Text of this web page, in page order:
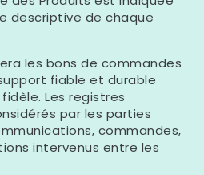
descriptive de chaque
les bons de commandes
fiable et durable
Les registres
par les parties
commandes,
intervenus entre les